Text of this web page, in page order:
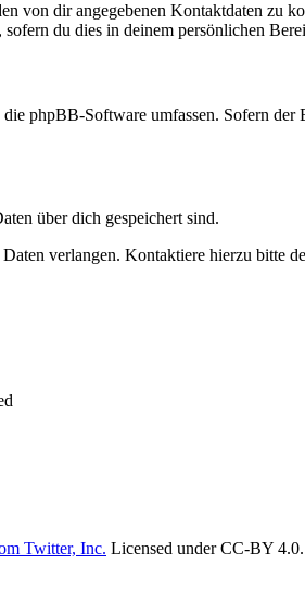
von dir angegebenen Kontaktdaten
du dies in deinem persönlichen
phpBB-Software umfassen. Sofern
über dich gespeichert sind.
verlangen. Kontaktiere hierzu bitte
Twitter, Inc. Licensed under CC-BY 4.0.